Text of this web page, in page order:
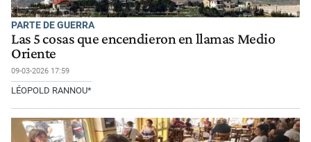
PARTE DE GUERRA
Las 5 cosas que encendieron en llamas Medio
Oriente
09-03-2026 17:59
LÉOPOLD RANNOU*